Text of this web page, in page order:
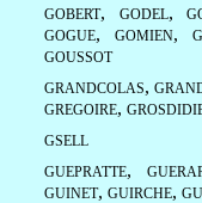
GOBERT, GODEL,
GOGUE, GOMIEN,
GOUSSOT
GRANDCOLAS,
GREGOIRE,
GSELL
GUEPRATTE,
GUINET, GUIRCHE,